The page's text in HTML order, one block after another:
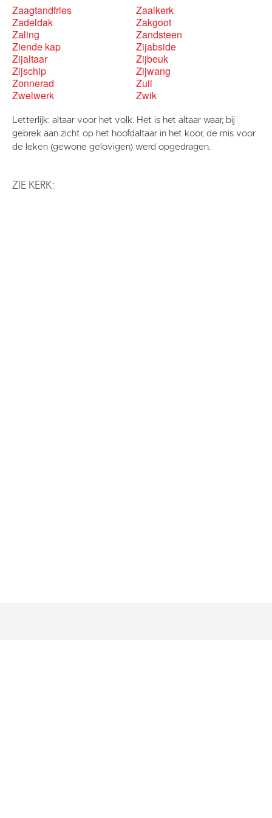
Zaagtandfries
Zaalkerk
Zadeldak
Zakgoot
Zaling
Zandsteen
Ziende kap
Zijabside
Zijaltaar
Zijbeuk
Zijschip
Zijwang
Zonnerad
Zuil
Zwelwerk
Zwik
Letterlijk: altaar voor het volk. Het is het altaar waar, bij
gebrek aan zicht op het hoofdaltaar in het koor, de mis voor
de leken (gewone gelovigen) werd opgedragen.
ZIE KERK: